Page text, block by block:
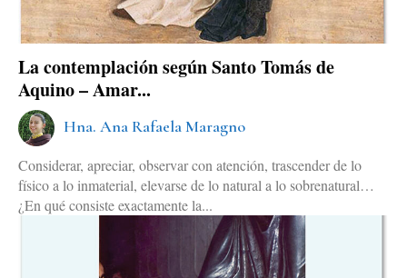
La contemplación según Santo Tomás de
Aquino – Amar...
Hna. Ana Rafaela Maragno
Considerar, apreciar, observar con atención, trascender de lo
físico a lo inmaterial, elevarse de lo natural a lo sobrenatural…
¿En qué consiste exactamente la...